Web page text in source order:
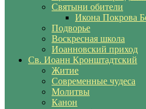
Святыни обители
Икона Покрова
Подворье
Воскресная школа
Иоанновский приход
Св. Иоанн Кронштадтский
Житие
Современные чудеса
Молитвы
Канон